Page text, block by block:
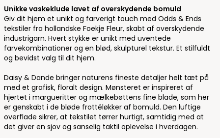
Unikke vaskeklude lavet af overskydende bomuld
Giv dit hjem et unikt og farverigt touch med Odds & Ends
tekstiler fra hollandske Foekje Fleur, skabt af overskydende
industrigarn. Hvert stykke er unikt med uventede
farvekombinationer og en blød, skulpturel tekstur. Et stilfuldt
og bevidst valg til dit hjem.
Daisy & Dande bringer naturens fineste detaljer helt tæt på
med et grafisk, floralt design. Mønsteret er inspireret af
hjertet i margueritter og mælkebøttens fine blade, som her
er genskabt i de bløde frottéløkker af bomuld. Den luftige
overflade sikrer, at tekstilet tørrer hurtigt, samtidig med at
det giver en sjov og sanselig taktil oplevelse i hverdagen.